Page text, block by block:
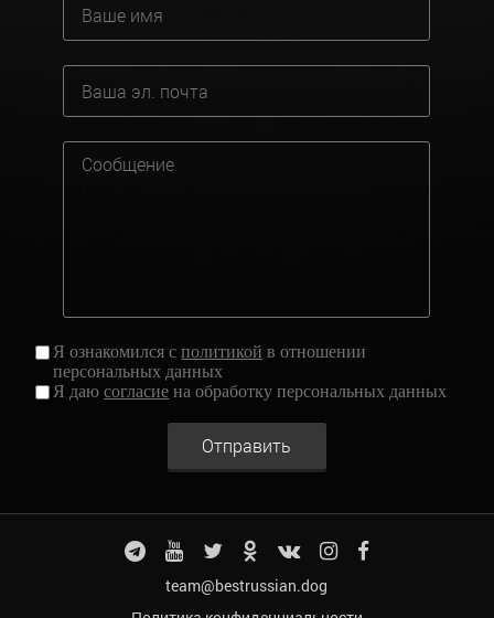
Я ознакомился сполитикой в отношении
персональных данных
Я даюсогласие на обработку персональных данных
Отправить
team@bestrussian.dog